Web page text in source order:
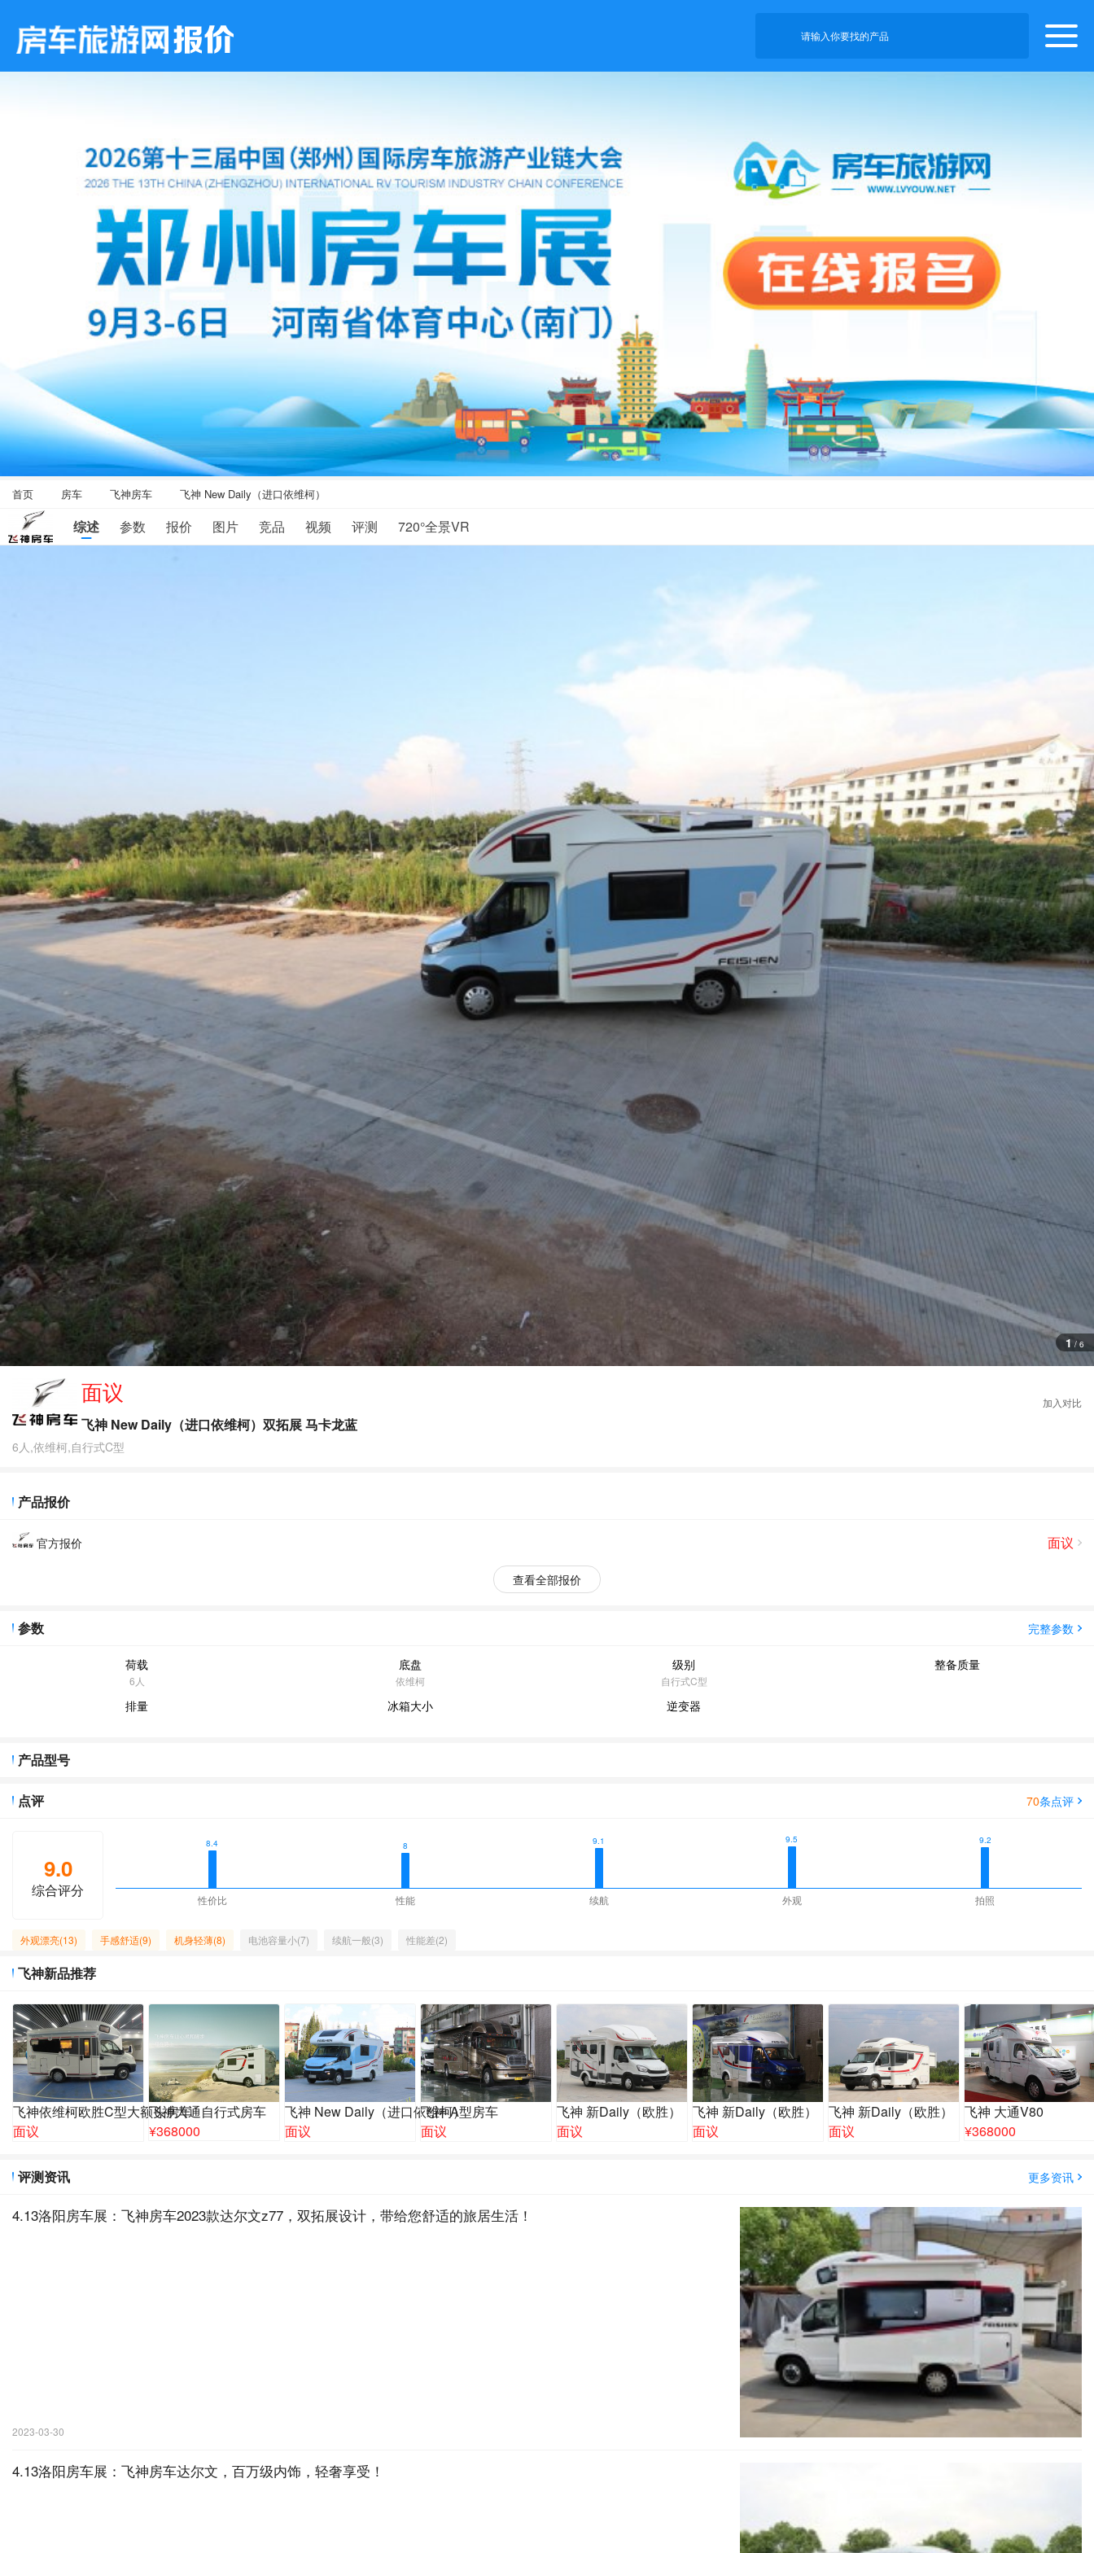
请输入你要找的产品
首页 房车 飞神房车 飞神 New Daily（进口依维柯）
综述 参数 报价 图片 竞品 视频 评测 720°全景VR
1 / 6
滑
动
看
更
多
面议
飞神 New Daily（进口依维柯）双拓展 马卡龙蓝
6人,依维柯,自行式C型
产品报价
面议
官方报价
查看全部报价
完整参数
参数
荷载
6人
底盘
依维柯
级别
自行式C型
整备质量
排量 冰箱大小 逆变器
产品型号
70条点评
点评
9.0
综合评分
8.4
性价比
8
性能
9.1
续航
9.5
外观
9.2
拍照
外观漂亮(13) 手感舒适(9) 机身轻薄(8) 电池容量小(7) 续航一般(3) 性能差(2)
飞神新品推荐
飞神依维柯欧胜C型大额头房车
面议
飞神大通自行式房车
¥368000
飞神 New Daily（进口依维柯）
面议
飞神 A型房车
面议
飞神 新Daily（欧胜）
面议
飞神 新Daily（欧胜）
面议
飞神 新Daily（欧胜）
面议
飞神 大通V80
¥368000
更多资讯
评测资讯
4.13洛阳房车展：飞神房车2023款达尔文z77，双拓展设计，带给您舒适的旅居生活！
2023-03-30
4.13洛阳房车展：飞神房车达尔文，百万级内饰，轻奢享受！